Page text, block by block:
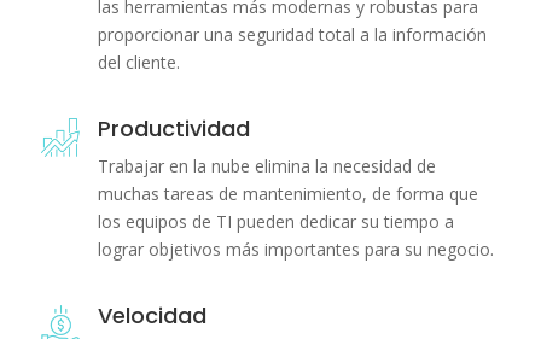
las herramientas más modernas y robustas para
proporcionar una seguridad total a la información
del cliente.
Productividad
Trabajar en la nube elimina la necesidad de
muchas tareas de mantenimiento, de forma que
los equipos de TI pueden dedicar su tiempo a
lograr objetivos más importantes para su negocio.
Velocidad